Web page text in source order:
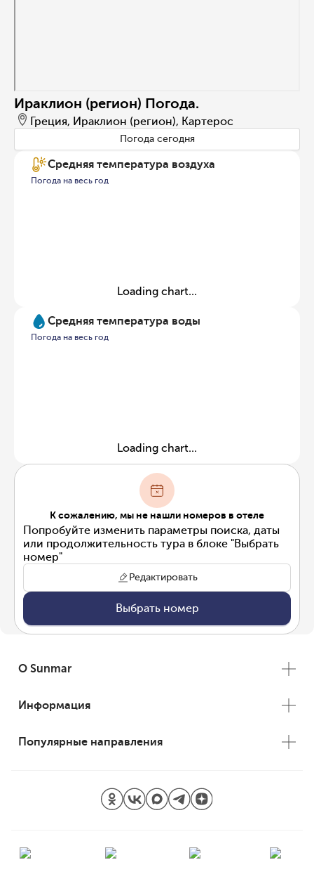
Ираклион (регион) Погода.
Греция, Ираклион (регион), Картерос
Погода сегодня
Средняя температура воздуха
Погода на весь год
Loading chart...
Средняя температура воды
Погода на весь год
Loading chart...
К сожалению, мы не нашли номеров в отеле
Попробуйте изменить параметры поиска, даты
или продолжительность тура в блоке "Выбрать
номер"
Редактировать
Выбрать номер
О Sunmar
Информация
Популярные направления